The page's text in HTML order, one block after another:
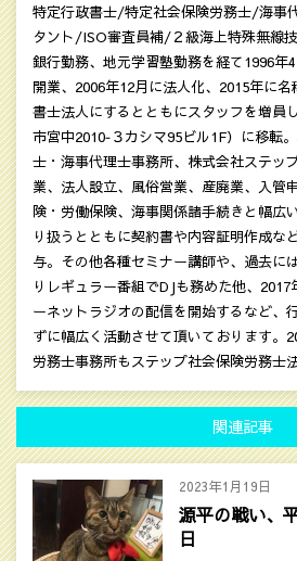
特定行政書士/特定社会保険労務士/海事
タント/ISO審査員補/２級海上特殊無線
銀行勤務、地元学習塾勤務を経て1996年
開業、2006年12月に法人化、2015年に
書士法人にするとともにスタッフを増員
市宮中2010‐３カシマ95ビル1F）に移転
士・海事代理士事務所、株式会社ステッ
業、法人設立、風俗営業、産廃業、入管
険・労働保険、海事関係諸手続きと幅広
り扱うとともに契約書や内容証明作成な
与。その他各種セミナー講師や、過去に
りレギュラー番組でDJも務めた他、
ーネットラジオの配信を開始するなど、
ずに幅広く活動させて頂いております。
労務士事務所もステップ社会保険労務士
関連記事
2023年1月19日
源平の戦い、
日